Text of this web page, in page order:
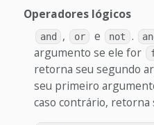
Operadores lógicos
and , or e not .
argumento se ele for
retorna seu segundo
seu primeiro
caso contrário,